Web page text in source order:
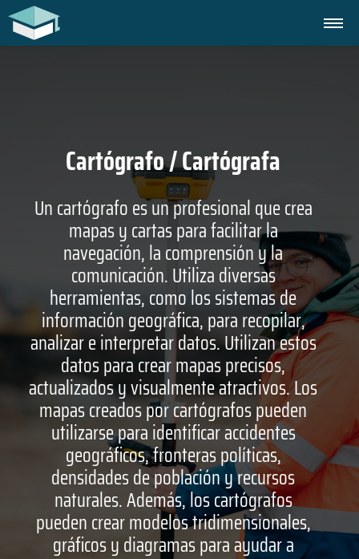
Cartógrafo / Cartógrafa
Un cartógrafo es un profesional que crea
mapas y cartas para facilitar la
navegación, la comprensión y la
comunicación. Utiliza diversas
herramientas, como los sistemas de
información geográfica, para recopilar,
analizar e interpretar datos. Utilizan estos
datos para crear mapas precisos,
actualizados y visualmente atractivos. Los
mapas creados por cartógrafos pueden
utilizarse para identificar accidentes
geográficos, fronteras políticas,
densidades de población y recursos
naturales. Además, los cartógrafos
pueden crear modelos tridimensionales,
gráficos y diagramas para ayudar a